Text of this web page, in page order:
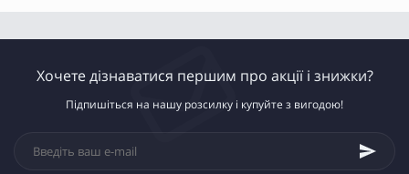
Хочете дізнаватися першим про акції і знижки?
Підпишіться на нашу розсилку і купуйте з вигодою!